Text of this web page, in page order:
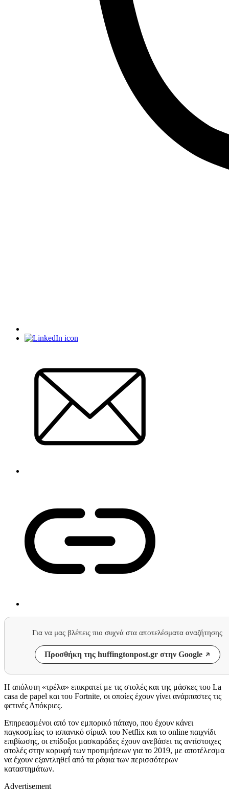
Για να μας βλέπεις πιο συχνά στα αποτελέσματα αναζήτησης
Προσθήκη της huffingtonpost.gr στην Google
Η απόλυτη «τρέλα» επικρατεί με τις στολές και της μάσκες του La
casa de papel και του Fortnite, οι οποίες έχουν γίνει ανάρπαστες τις
φετινές Απόκριες.
Επηρεασμένοι από τον εμπορικό πάταγο, που έχουν κάνει
παγκοσμίως το ισπανικό σίριαλ του Netflix και το online παιχνίδι
επιβίωσης, οι επίδοξοι μασκαράδες έχουν ανεβάσει τις αντίστοιχες
στολές στην κορυφή των προτιμήσεων για το 2019, με αποτέλεσμα
να έχουν εξαντληθεί από τα ράφια των περισσότερων
καταστημάτων.
Advertisement